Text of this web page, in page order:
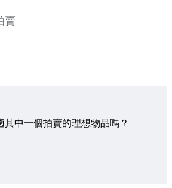
賣
其中一個拍賣的理想物品嗎？